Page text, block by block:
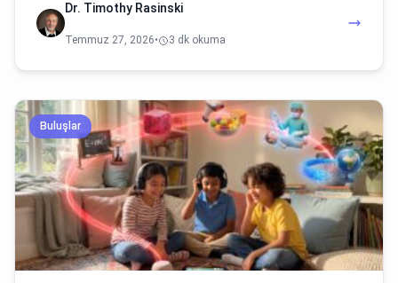
Dr. Timothy Rasinski
Temmuz 27, 2026• 3 dk okuma
Buluşlar